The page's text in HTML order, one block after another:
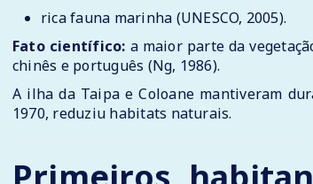
rica fauna marinha (UNESCO, 2005).
Fato científico: a maior parte da
chinês e português (Ng, 1986).
A ilha da Taipa e Coloane mantiveram
1970, reduziu habitats naturais.